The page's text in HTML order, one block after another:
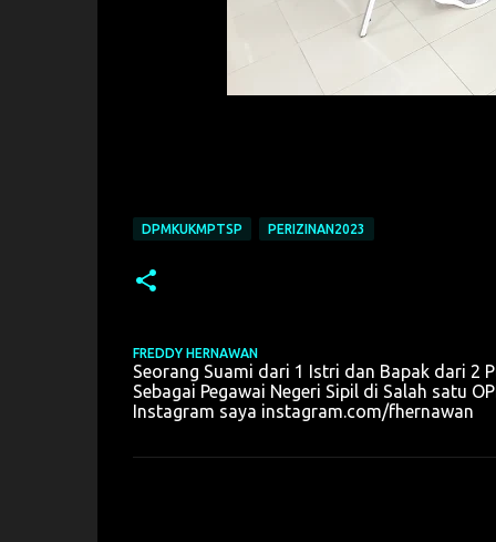
DPMKUKMPTSP PERIZINAN2023
FREDDY HERNAWAN
Seorang Suami dari 1 Istri dan Bapak dari 2
Sebagai Pegawai Negeri Sipil di Salah satu
Instagram saya instagram.com/fhernawan